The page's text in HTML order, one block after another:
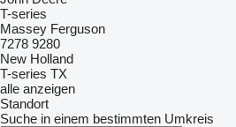
T-series
Massey Ferguson
7278 9280
New Holland
T-series TX
alle anzeigen
Standort
Suche in einem bestimmten Umkreis